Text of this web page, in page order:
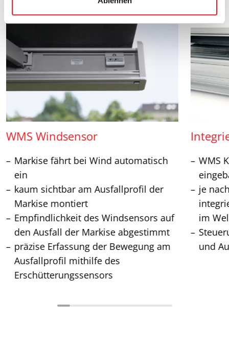
WMS Windsensor
Markise fährt bei Wind automatisch
ein
kaum sichtbar am Ausfallprofil der
Markise montiert
Empfindlichkeit des Windsensors auf
den Ausfall der Markise abgestimmt
präzise Erfassung der Bewegung am
Ausfallprofil mithilfe des
Erschütterungssensors
WMS
je
im
und